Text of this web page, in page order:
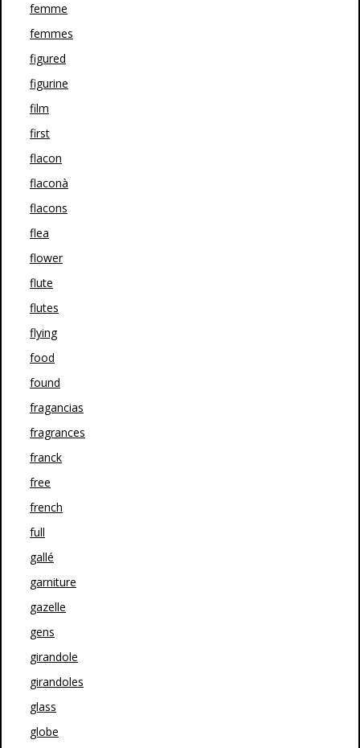
femme
femmes
figured
figurine
film
first
flacon
flaconà
flacons
flea
flower
flute
flutes
flying
food
found
fragancias
fragrances
franck
free
french
full
gallé
garniture
gazelle
gens
girandole
girandoles
glass
globe